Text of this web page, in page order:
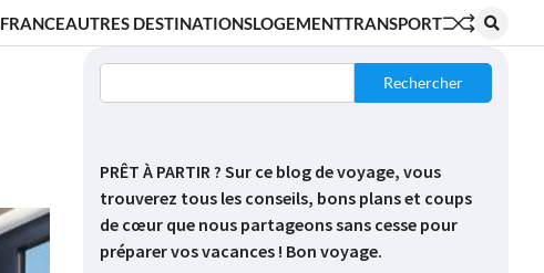
FRANCEAUTRES DESTINATIONSLOGEMENTTRANSPORT
Rechercher
PRÊT À PARTIR ? Sur ce blog de voyage, vous
trouverez tous les conseils, bons plans et coups
de cœur que nous partageons sans cesse pour
préparer vos vacances ! Bon voyage.